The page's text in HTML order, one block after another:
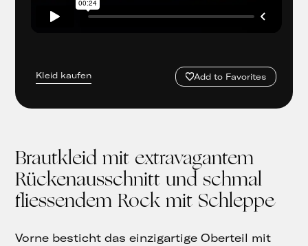
Kleid kaufen Add to Favorites
Brautkleid mit extravagantem
Rückenausschnitt und schmal
fliessendem Rock mit Schleppe
Vorne besticht das einzigartige Oberteil mit